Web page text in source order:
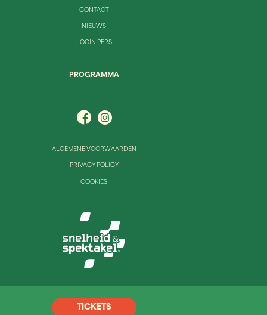
CONTACT
NIEUWS
LOGIN PERS
PROGRAMMA
ALGEMENE VOORWAARDEN
PRIVACY POLICY
COOKIES
TICKETS